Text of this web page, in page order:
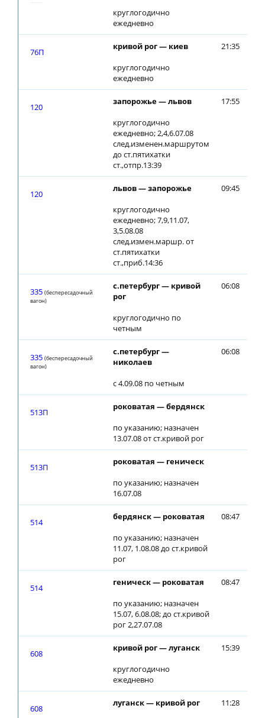
круглогодично
ежедневно
76П
кривой рог — киев
круглогодично
ежедневно
21:35
120
запорожье — львов
круглогодично
ежедневно; 2,4,6.07.08
след.изменен.маршрутом
до ст.пятихатки
ст.,отпр.13:39
17:55
120
львов — запорожье
круглогодично
ежедневно; 7,9,11.07,
3,5.08.08
след.измен.маршр. от
ст.пятихатки
ст.,приб.14:36
09:45
335 (беспересадочный
вагон)
с.петербург — кривой
рог
круглогодично по
четным
06:08
335 (беспересадочный
вагон)
с.петербург —
николаев
с 4.09.08 по четным
06:08
513П
роковатая — бердянск
по указанию; назначен
13.07.08 от ст.кривой рог
513П
роковатая — геническ
по указанию; назначен
16.07.08
514
бердянск — роковатая
по указанию; назначен
11.07, 1.08.08 до ст.кривой
рог
08:47
514
геническ — роковатая
по указанию; назначен
15.07, 6.08.08; до ст.кривой
рог 2,27.07.08
08:47
608
кривой рог — луганск
круглогодично
ежедневно
15:39
608
луганск — кривой рог
11:28